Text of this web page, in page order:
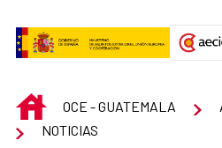
INICIOOCE - GUATEMALA
NOTICIAS